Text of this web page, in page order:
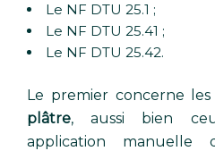
Le NF DTU 25.1 ;
Le NF DTU 25.41 ;
Le NF DTU 25.42.
Le premier concerne
plâtre, aussi bien
application manuelle